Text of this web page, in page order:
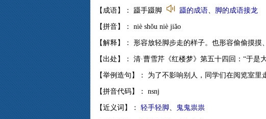
【成语】： 蹑手蹑脚 蹑的成语、 脚的成语接龙
【拼音】： niè shǒu niè jiǎo
【解释】： 形容放轻脚步走的样子。也形容偷偷摸摸
【出处】： 清·曹雪芹《红楼梦》第五十四回：“于是
【举例造句】： 为了不影响别人，同学们在阅览室里
【拼音代码】： nsnj
【近义词】： 轻手轻脚、 鬼鬼祟祟